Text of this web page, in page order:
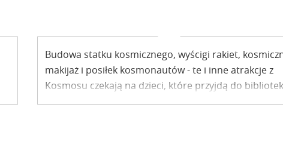
Budowa statku kosmicznego, wyścigi rakiet,
makijaż i posiłek kosmonautów - te i inne atrakcje z
Kosmosu czekają na dzieci, które przyjdą do
29 sierpnia. Festyn na zakończenie lata już w